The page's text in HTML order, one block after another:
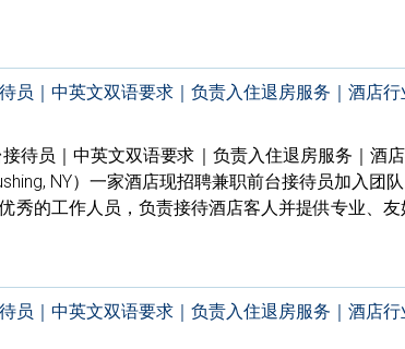
员｜中英文双语要求｜负责入住退房服务｜酒店
待员｜中英文双语要求｜负责入住退房服务｜酒
NY）一家酒店现招聘兼职前台接待员加入团
秀的工作人员，负责接待酒店客人并提供专业、
员｜中英文双语要求｜负责入住退房服务｜酒店